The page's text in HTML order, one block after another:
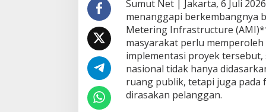
i
k
H
r
u
s
B
e
Sumut Net | Jakarta, 6 Juli
menanggapi berkembangnya
Metering Infrastructure
masyarakat perlu
implementasi proyek
nasional tidak hanya
ruang publik, tetapi juga pada
dirasakan pelanggan.